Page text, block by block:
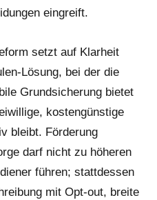
eingreift.
setzt auf Klarheit
Lösung, bei der die
Grundsicherung bietet
kostengünstige
bleibt. Förderung
darf nicht zu höheren
führen; stattdessen
mit Opt-out, breite